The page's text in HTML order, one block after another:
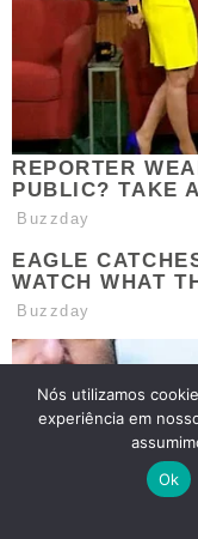
Nós utilizamos
experiência em
Ok